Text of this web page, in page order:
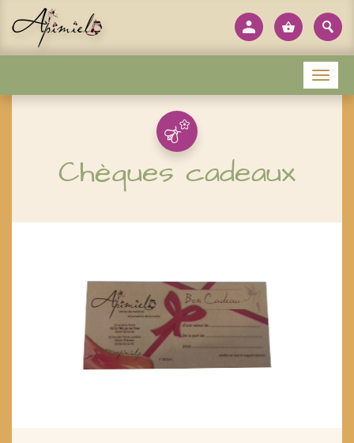
Chèques cadeaux
Menu
Panneau de gestion des cookies